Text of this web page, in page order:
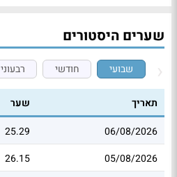
שערים היסטורים
שבועי חודשי רבעוני
תאריך שער
06/08/2026
25.29
05/08/2026
26.15